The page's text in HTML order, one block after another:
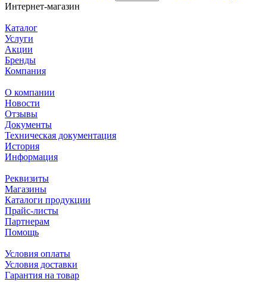
Интернет-магазин
Каталог
Услуги
Акции
Бренды
Компания
О компании
Новости
Отзывы
Документы
Техническая документация
История
Информация
Реквизиты
Магазины
Каталоги продукции
Прайс-листы
Партнерам
Помощь
Условия оплаты
Условия доставки
Гарантия на товар